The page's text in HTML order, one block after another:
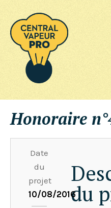
Honoraire
Date
du
projet
10/08/2016du